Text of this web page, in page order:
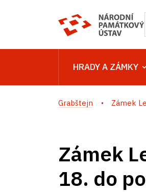
HRADY A ZÁMKY
Grabštejn Zámek
Zámek
18. do